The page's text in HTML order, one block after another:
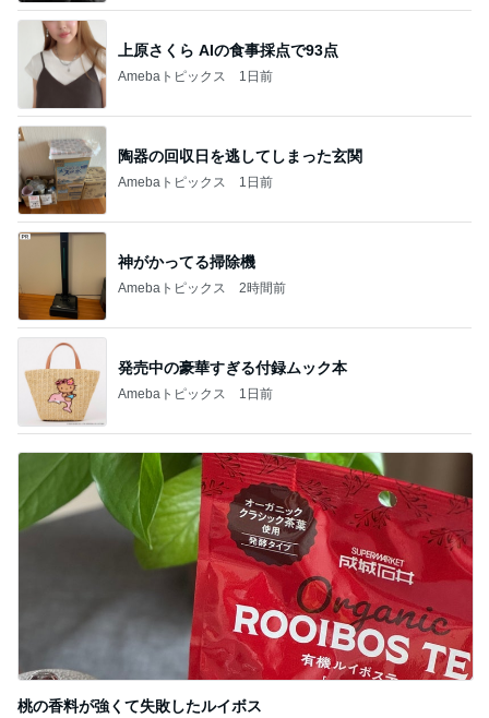
陶器の回収日を逃してしまった玄関
Amebaトピックス 1日前
神がかってる掃除機
Amebaトピックス 2時間前
発売中の豪華すぎる付録ムック本
Amebaトピックス 1日前
桃の香料が強くて失敗したルイボス
Amebaトピックス 1日前
記事を読む